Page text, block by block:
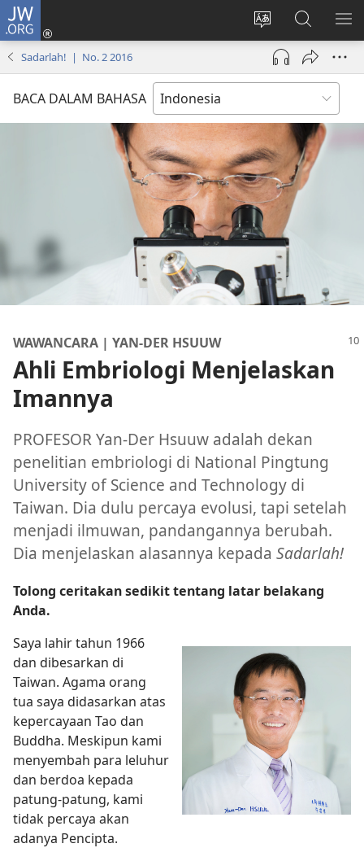
JW.ORG
Ganti
bahasa
situs
Log
(terbuka
window
Cari
di
JW.ORG
Sadarlah! | No. 2 2016
BACA DALAM BAHASA
WAWANCARA | YAN-DER HSUUW
Ahli Embriologi Menjelaskan
Imannya
PROFESOR Yan-Der Hsuuw adalah dekan
penelitian embriologi di National Pingtung
University of Science and Technology di
Taiwan. Dia dulu percaya evolusi, tapi setelah
menjadi ilmuwan, pandangannya berubah.
Dia menjelaskan alasannya kepada Sadarlah!
Tolong ceritakan sedikit tentang latar belakang
Anda.
Saya lahir tahun 1966
dan dibesarkan di
Taiwan. Agama orang
tua saya didasarkan atas
kepercayaan Tao dan
Buddha. Meskipun kami
menyembah para leluhur
dan berdoa kepada
patung-patung, kami
tidak percaya akan
adanya Pencipta.